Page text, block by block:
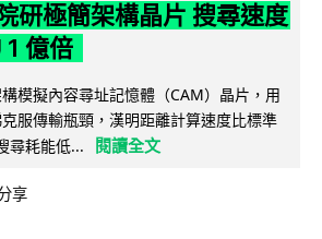
研極簡架構晶片 搜尋速度
1 億倍
模擬內容尋址記憶體（CAM）晶片，用
服傳輸瓶頸，漢明距離計算速度比標準
尋耗能低...
閱讀全文
享